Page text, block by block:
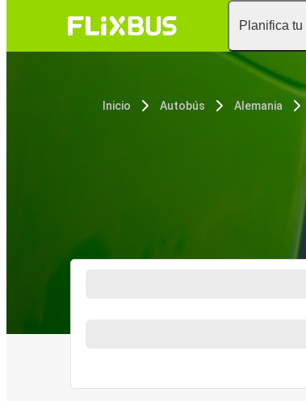
Planifica
Inicio Autobús Alemania